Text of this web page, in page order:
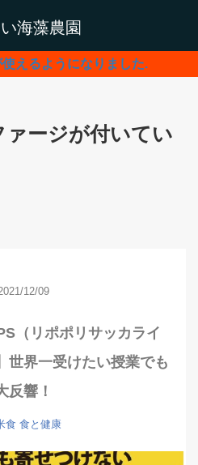
海藻農園
えるようになりました.
ージが付いてい
12/09
（リポポリサッカライ
世界一受けたい授業でも
反響！
食 食と健康